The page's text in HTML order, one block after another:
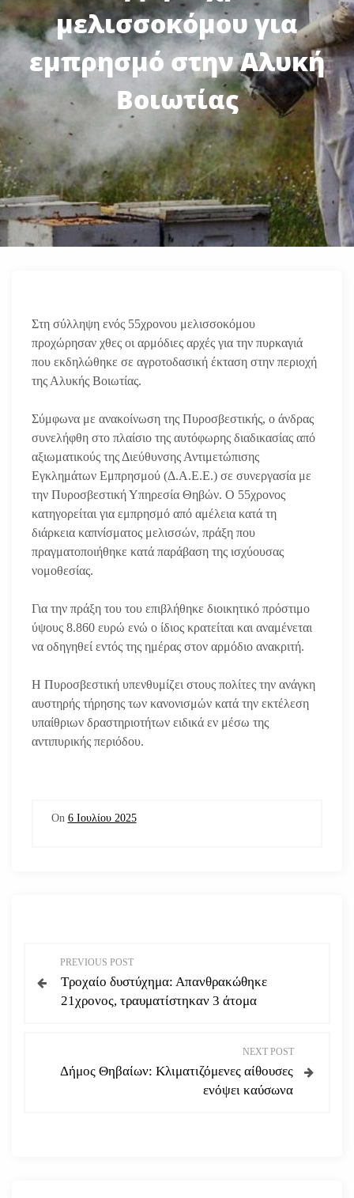
μελισσοκόμου για
εμπρησμό στην Αλυκή
Βοιωτίας
Στη σύλληψη ενός 55χρονου μελισσοκόμου
προχώρησαν χθες οι αρμόδιες αρχές για την πυρκαγιά
που εκδηλώθηκε σε αγροτοδασική έκταση στην περιοχή
της Αλυκής Βοιωτίας.
Σύμφωνα με ανακοίνωση της Πυροσβεστικής, ο άνδρας
συνελήφθη στο πλαίσιο της αυτόφωρης διαδικασίας από
αξιωματικούς της Διεύθυνσης Αντιμετώπισης
Εγκλημάτων Εμπρησμού (Δ.Α.Ε.Ε.) σε συνεργασία με
την Πυροσβεστική Υπηρεσία Θηβών. Ο 55χρονος
κατηγορείται για εμπρησμό από αμέλεια κατά τη
διάρκεια καπνίσματος μελισσών, πράξη που
πραγματοποιήθηκε κατά παράβαση της ισχύουσας
νομοθεσίας.
Για την πράξη του του επιβλήθηκε διοικητικό πρόστιμο
ύψους 8.860 ευρώ ενώ ο ίδιος κρατείται και αναμένεται
να οδηγηθεί εντός της ημέρας στον αρμόδιο ανακριτή.
Η Πυροσβεστική υπενθυμίζει στους πολίτες την ανάγκη
αυστηρής τήρησης των κανονισμών κατά την εκτέλεση
υπαίθριων δραστηριοτήτων ειδικά εν μέσω της
αντιπυρικής περιόδου.
On 6 Ιουλίου 2025
λ
PREVIOUS POST
Τροχαίο δυστύχημα: Απανθρακώθηκε
21χρονος, τραυματίστηκαν 3 άτομα
NEXT POST
Δήμος Θηβαίων: Κλιματιζόμενες αίθουσες
ενόψει καύσωνα